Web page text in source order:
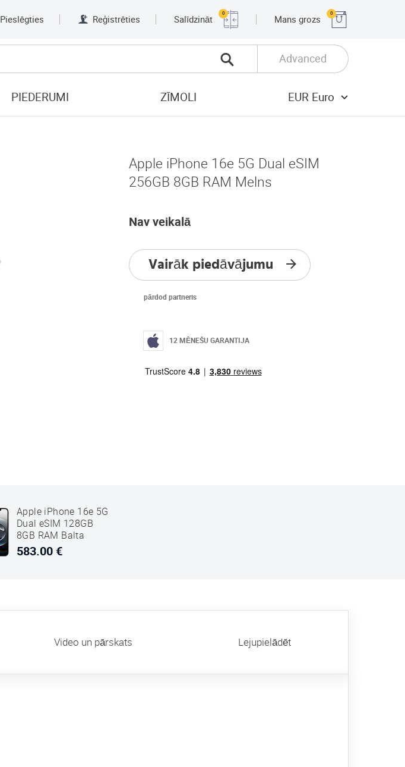
Pieslēgties Reģistrēties Salīdzināt
0
Mans grozs
0
Advanced
PIEDERUMI ZĪMOLI EUR Euro
Apple iPhone 16e 5G Dual eSIM
256GB 8GB RAM Melns
Nav veikalā
Vairāk piedāvājumu
pārdod partneris
12 MĒNEŠU GARANTIJA
Apple iPhone 16e 5G
Dual eSIM 128GB
8GB RAM Balta
583.00 €
Video un pārskats Lejupielādēt